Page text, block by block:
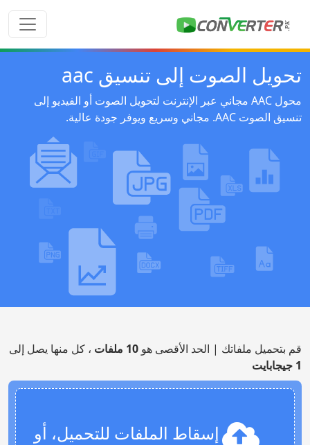
تحويل الصوت إلى تنسيق aac
محول AAC مجاني عبر الإنترنت لتحويل الصوت أو الفيديو إلى
تنسيق الصوت AAC. مجاني وسريع ويوفر جودة عالية.
قم بتحميل ملفاتك | الحد الأقصى هو 10 ملفات
، كل منها يصل إلى
1 جيجابايت
إسقاط الملفات للتحميل، أو